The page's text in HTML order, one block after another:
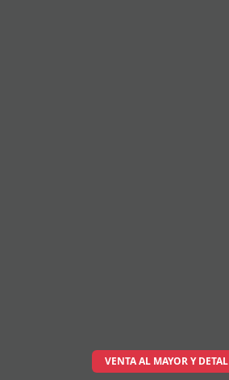
VENTA AL MAYOR Y DETAL